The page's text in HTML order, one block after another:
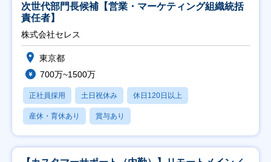
次世代部門長候補【営業・マーケティング組織統括
責任者】
株式会社セレス
東京都
700万~1500万
正社員採用 土日祝休み 休日120日以上
産休・育休あり 賞与あり